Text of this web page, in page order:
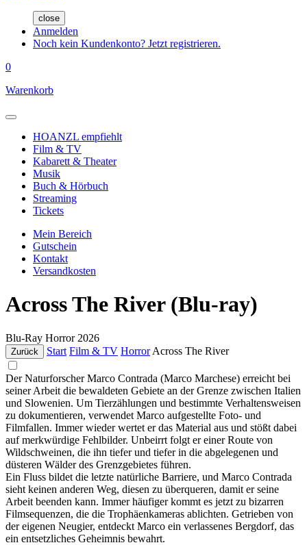
close
Anmelden
Noch kein Kundenkonto? Jetzt registrieren.
0
Warenkorb
HOANZL empfiehlt
Film & TV
Kabarett & Theater
Musik
Buch & Hörbuch
Streaming
Tickets
Mein Bereich
Gutschein
Kontakt
Versandkosten
Across The River (Blu-ray)
Blu-Ray Horror 2026
Zurück Start Film & TV Horror Across The River
Der Naturforscher Marco Contrada (Marco Marchese) erreicht bei
seiner Arbeit die bewaldeten Gebiete an der Grenze zwischen Italien
und Slowenien. Um Tierzählungen und bestimmte Verhaltensweisen
zu dokumentieren, verwendet Marco aufgestellte Foto- und
Filmfallen. Immer wieder wertet er das Material aus und stößt dabei
auf merkwürdige Fehlbilder. Unbeirrt folgt er einer Route von
Wildschweinen, die ihn tiefer und tiefer in die abgelegenen und
düsteren Wälder des Grenzgebietes führen.
Ein Fluss bildet die letzte natürliche Barriere, und Marco Contrada
sieht keinen anderen Weg, diesen zu überqueren, damit er seine
Arbeit beenden kann. Immer häufiger kommt es jetzt zu bizarren
Filmsequenzen, die die Trophäenkameras ablichten. Getrieben von
der eigenen Neugier, entdeckt Marco ein verlassenes Bergdorf, das
ein entsetzliches Geheimnis bewahrt.